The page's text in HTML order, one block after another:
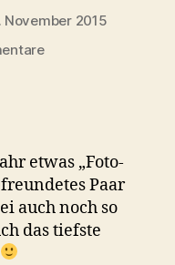
November 2015
zu
etwas „Foto-
Paar
auch noch so
das tiefste